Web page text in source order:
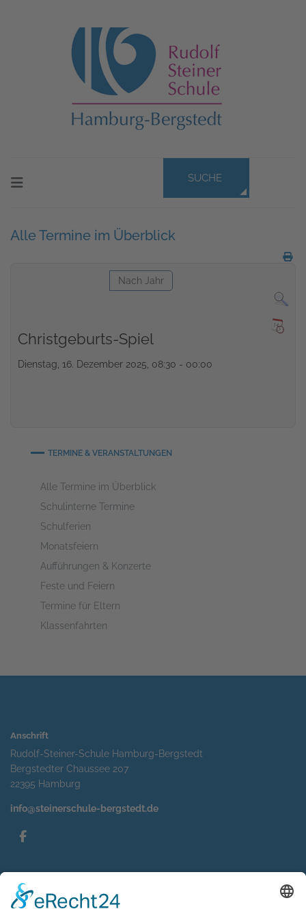
SUCHE
Alle Termine im Überblick
Nach Jahr
Christgeburts-Spiel
Dienstag, 16. Dezember 2025, 08:30 - 00:00
TERMINE & VERANSTALTUNGEN
Alle Termine im Überblick
Schulinterne Termine
Schulferien
Monatsfeiern
Aufführungen & Konzerte
Feste und Feiern
Termine für Eltern
Klassenfahrten
Anschrift
Rudolf-Steiner-Schule Hamburg-Bergstedt
Bergstedter Chaussee 207
22395 Hamburg
info@steinerschule-bergstedt.de
Impressum
Datenschutzerklärung